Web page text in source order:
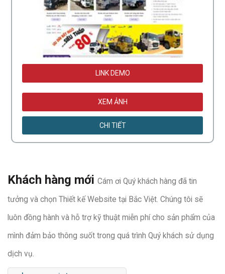
LINK DEMO
XEM ẢNH
CHI TIẾT
Khách hàng mới Cám ơi Quý khách hàng đã tin
tưởng và chọn Thiết kế Website tại Bắc Việt. Chúng tôi sẽ
luôn đồng hành và hỗ trợ kỹ thuật miễn phí cho sản phẩm của
mình đảm bảo thông suốt trong quá trình Quý khách sử dụng
dịch vụ.